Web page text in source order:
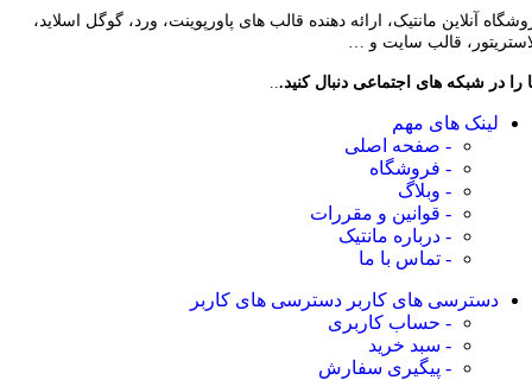
آنلاین مانتیک، ارائه دهنده قالب های پاورپوینت، ورد، گوگل اسلاید،
قالب سایت و …
را در شبکه های اجتماعی دنبال کنید...
لینک های مهم
- صفحه اصلی
- فروشگاه
- وبلاگ
- قوانین و مقررات
- درباره مانتیک
- تماس با ما
دسترسی های کاربر دسترسی های کاربر
- حساب کاربری
- سبد خرید
- پیگیری سفارش